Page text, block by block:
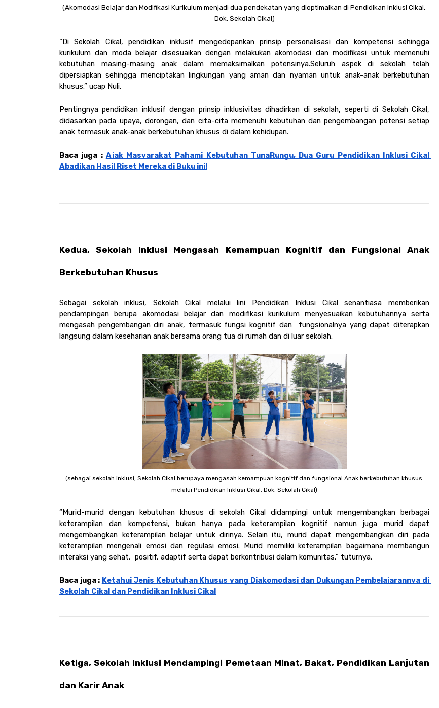
(Akomodasi Belajar dan Modifikasi Kurikulum menjadi dua pendekatan yang dioptimalkan di Pendidikan Inklusi Cikal.
Dok. Sekolah Cikal)
“Di Sekolah Cikal, pendidikan inklusif mengedepankan prinsip personalisasi dan kompetensi sehingga
kurikulum dan moda belajar disesuaikan dengan melakukan akomodasi dan modifikasi untuk memenuhi
kebutuhan masing-masing anak dalam memaksimalkan potensinya.Seluruh aspek di sekolah telah
dipersiapkan sehingga menciptakan lingkungan yang aman dan nyaman untuk anak-anak berkebutuhan
khusus.” ucap Nuli.
Pentingnya pendidikan inklusif dengan prinsip inklusivitas dihadirkan di sekolah, seperti di Sekolah Cikal,
didasarkan pada upaya, dorongan, dan cita-cita memenuhi kebutuhan dan pengembangan potensi setiap
anak termasuk anak-anak berkebutuhan khusus di dalam kehidupan.
Baca juga : Ajak Masyarakat Pahami Kebutuhan TunaRungu, Dua Guru Pendidikan Inklusi Cikal
Abadikan Hasil Riset Mereka di Buku ini!
Kedua, Sekolah Inklusi Mengasah Kemampuan Kognitif dan Fungsional Anak
Berkebutuhan Khusus
Sebagai sekolah inklusi, Sekolah Cikal melalui lini Pendidikan Inklusi Cikal senantiasa memberikan
pendampingan berupa akomodasi belajar dan modifikasi kurikulum menyesuaikan kebutuhannya serta
mengasah pengembangan diri anak, termasuk fungsi kognitif dan  fungsionalnya yang dapat diterapkan
langsung dalam keseharian anak bersama orang tua di rumah dan di luar sekolah.
(sebagai sekolah inklusi, Sekolah Cikal berupaya mengasah kemampuan kognitif dan fungsional Anak berkebutuhan khusus
melalui Pendidikan Inklusi Cikal. Dok. Sekolah Cikal)
“Murid-murid dengan kebutuhan khusus di sekolah Cikal didampingi untuk mengembangkan berbagai
keterampilan dan kompetensi, bukan hanya pada keterampilan kognitif namun juga murid dapat
mengembangkan keterampilan belajar untuk dirinya. Selain itu, murid dapat mengembangkan diri pada
keterampilan mengenali emosi dan regulasi emosi. Murid memiliki keterampilan bagaimana membangun
interaksi yang sehat,  positif, adaptif serta dapat berkontribusi dalam komunitas.” tuturnya.
Baca juga : Ketahui Jenis Kebutuhan Khusus yang Diakomodasi dan Dukungan Pembelajarannya di
Sekolah Cikal dan Pendidikan Inklusi Cikal
Ketiga, Sekolah Inklusi Mendampingi Pemetaan Minat, Bakat, Pendidikan Lanjutan
dan Karir Anak